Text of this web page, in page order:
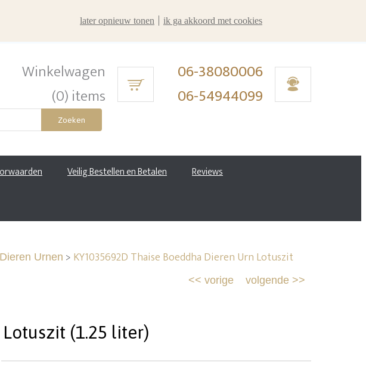
Winkelwagen
(0) items
06-38080006
06-54944099
Zoeken
Veilig Bestellen en Betalen Reviews
Urnen > KY1035692D Thaise Boeddha Dieren Urn Lotuszit
volgende >>
<< vorige
(1.25 liter)
later opnieuw tonen
ik ga akkoord met cookies